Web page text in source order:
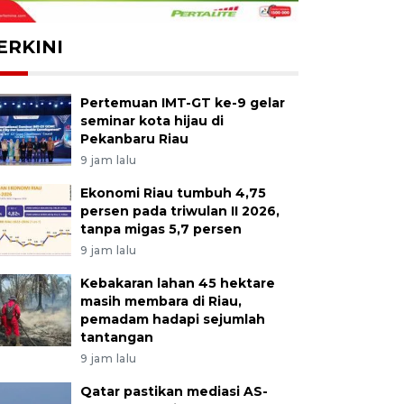
Pertemuan IMT-GT ke-9 gelar
seminar kota hijau di
Pekanbaru Riau
9 jam lalu
Ekonomi Riau tumbuh 4,75
persen pada triwulan II 2026,
tanpa migas 5,7 persen
9 jam lalu
Kebakaran lahan 45 hektare
masih membara di Riau,
pemadam hadapi sejumlah
tantangan
9 jam lalu
Qatar pastikan mediasi AS-